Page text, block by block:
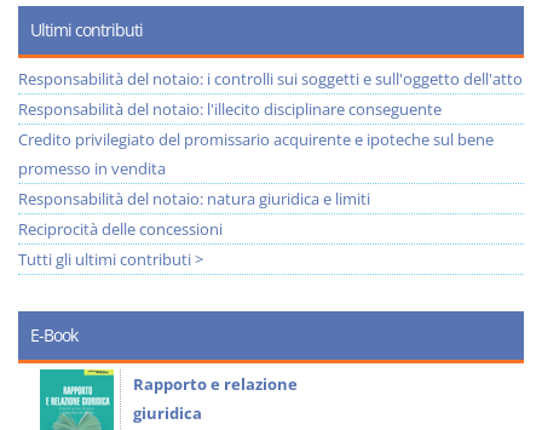
Ultimi contributi
Responsabilità del notaio: i controlli sui soggetti e sull'oggetto dell'atto
Responsabilità del notaio: l'illecito disciplinare conseguente
Credito privilegiato del promissario acquirente e ipoteche sul bene
promesso in vendita
Responsabilità del notaio: natura giuridica e limiti
Reciprocità delle concessioni
Tutti gli ultimi contributi >
E-Book
Rapporto e relazione
giuridica